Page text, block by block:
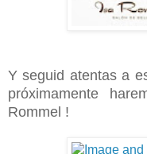
Y seguid atentas a
próximamente
Rommel !